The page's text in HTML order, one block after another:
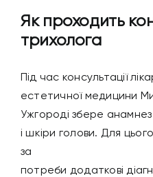
Як проходить
трихолога
Під час консультації
естетичної медицини
Ужгороді збере
і шкіри голови. Для
за
потреби додаткові